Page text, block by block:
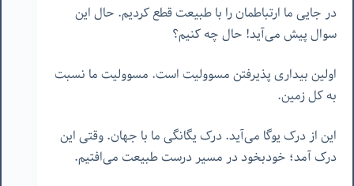
در جایی ما ارتباطمان را با طبیعت قطع کردیم. حال این
سوال پیش می‌آید! حال چه کنیم؟
اولین بیداری پذیرفتن مسوولیت است. مسوولیت ما نسبت
به کل زمین.
این از درک یوگا می‌آید. درک یگانگی ما با جهان. وقتی این
درک آمد؛ خودبخود در مسیر درست طبیعت می‌افتیم.